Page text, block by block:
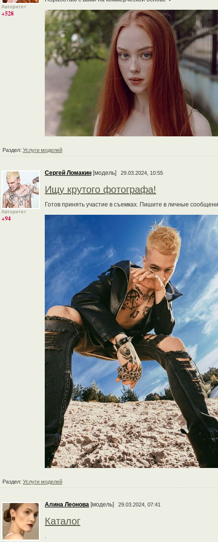
Авторитет
+528
Раздел: Услуги моделей
Авторитет
+94
Сергей Ломакин [модель] 29.03.2024, 10:55
Ищу крутого фотографа!
Готов принять участие в съемках. Пишите в личные
Раздел: Услуги моделей
Алина Леонова [модель] 29.03.2024, 07:41
Каталог
.